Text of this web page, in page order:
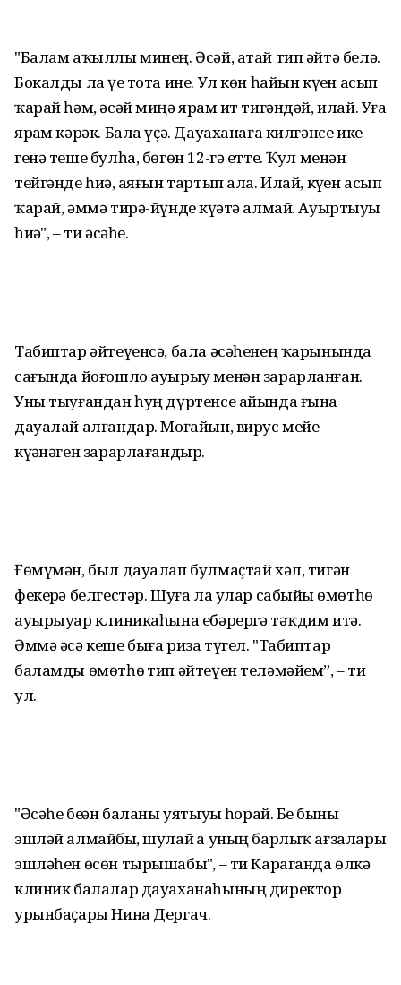
"Балам аҡыллы минең. Әсәй, атай тип әйтә белә.
Бокалды ла үҙе тота ине. Ул көн һайын күҙен асып
ҡарай һәм, әсәй миңә ярҙам ит тигәндәй, илай. Уға
ярҙам кәрәк. Бала үҫә. Дауаханаға килгәнсе ике
генә теше булһа, бөгөн 12-гә етте. Ҡул менән
тейгәнде һиҙә, аяғын тартып ала. Илай, күҙен асып
ҡарай, әммә тирә-йүнде күҙәтә алмай. Ауыртыуҙы
һиҙә", – ти әсәһе.
Табиптар әйтеүенсә, бала әсәһенең ҡарынында
сағында йоғошло ауырыу менән зарарланған.
Уны тыуғандан һуң дүртенсе айында ғына
дауалай алғандар. Моғайын, вирус мейе
күҙәнәген зарарлағандыр.
Ғөмүмән, был дауалап булмаҫтай хәл, тигән
фекерҙә белгестәр. Шуға ла улар сабыйҙы өмөтһөҙ
ауырыуҙар клиникаһына ебәрергә тәҡдим итә.
Әммә әсә кеше быға риза түгел. "Табиптар
баламды өмөтһөҙ тип әйтеүен теләмәйем”, – ти
ул.
"Әсәһе беҙҙән баланы уятыуҙы һорай. Беҙ быны
эшләй алмайбыҙ, шулай ҙа уның барлыҡ ағзалары
эшләһен өсөн тырышабыҙ", – ти Караганда өлкә
клиник балалар дауаханаһының директор
урынбаҫары Нина Дергач.